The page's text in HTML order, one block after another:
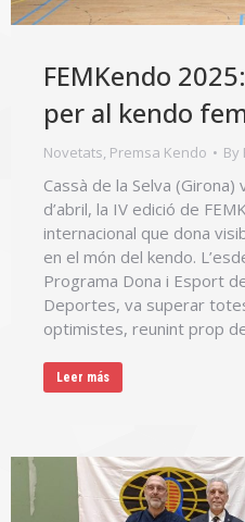
FEMKendo
per al kendo
Novetats, Premsa Kendo By
Cassà de la Selva (Girona)
d’abril, la IV edició de
internacional que dona
en el món del kendo.
Programa Dona i Esport
Deportes, va superar
optimistes, reunint prop
Leer más